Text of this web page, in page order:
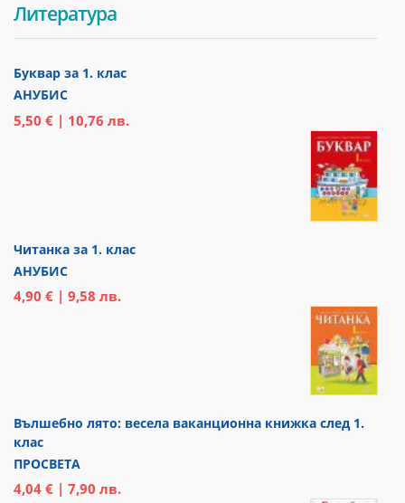
Литература
Буквар за 1. клас
АНУБИС
5,50 € | 10,76 лв.
Читанка за 1. клас
АНУБИС
4,90 € | 9,58 лв.
Вълшебно лято: весела ваканционна книжка след 1.
клас
ПРОСВЕТА
4,04 € | 7,90 лв.